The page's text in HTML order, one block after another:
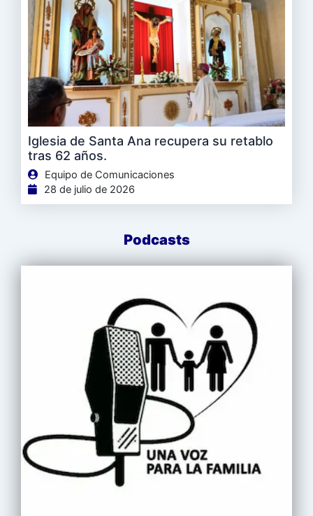
Iglesia de Santa Ana recupera su retablo
tras 62 años.
Equipo de Comunicaciones
28 de julio de 2026
Podcasts